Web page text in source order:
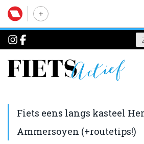
Fiets eens langs kasteel
Ammersoyen (+routetips!)